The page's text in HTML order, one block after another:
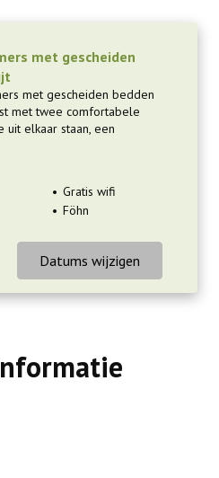
met gescheiden
met gescheiden bedden
met twee comfortabele
elkaar staan, een
Gratis wifi
Föhn
Datums wijzigen